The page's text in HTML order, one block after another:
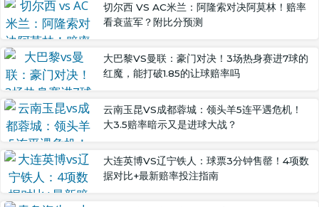
切尔西 VS AC米兰：阿隆索对决阿莫林！赔率
看衰蓝军？附比分预测
大巴黎VS曼联：豪门对决！3场热身赛进7球的
红魔，能打破1.85的让球赔率吗
云南玉昆VS成都蓉城：领头羊5连平遇危机！
大3.5赔率暗示又是进球大战？
大连英博VS辽宁铁人：球票3分钟售罄！4项数
据对比+最新赔率投注指南